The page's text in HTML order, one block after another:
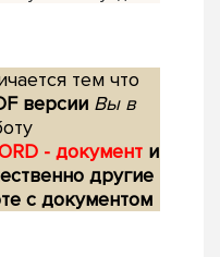
тем что
версии Вы в
- документ и
другие
с документом